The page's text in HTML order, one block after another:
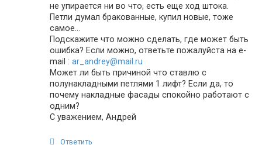
не упирается ни во что, есть еще ход штока.
Петли думал бракованные, купил новые, тоже
самое…
Подскажите что можно сделать, где может быть
ошибка? Если можно, ответьте пожалуйста на e-
mail : ar_andrey@mail.ru
Может ли быть причиной что ставлю с
полунакладными петлями 1 лифт? Если да, то
почему накладные фасады спокойно работают с
одним?
С уважением, Андрей
Ответить